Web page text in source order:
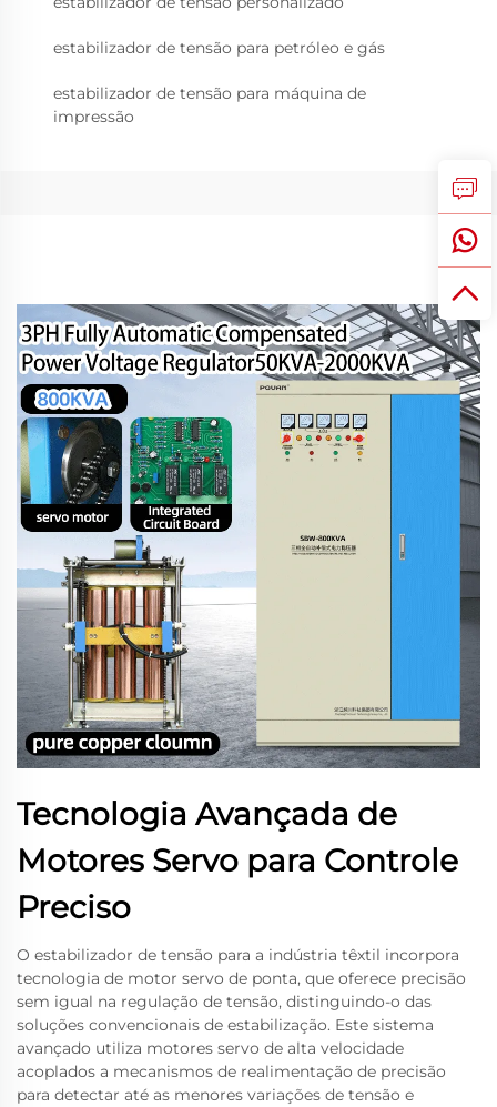
estabilizador de tensão para petróleo e gás
estabilizador de tensão para máquina de
impressão
Tecnologia Avançada de
Motores Servo para Controle
Preciso
O estabilizador de tensão para a indústria têxtil incorpora
tecnologia de motor servo de ponta, que oferece precisão
sem igual na regulação de tensão, distinguindo-o das
soluções convencionais de estabilização. Este sistema
avançado utiliza motores servo de alta velocidade
acoplados a mecanismos de realimentação de precisão
para detectar até as menores variações de tensão e